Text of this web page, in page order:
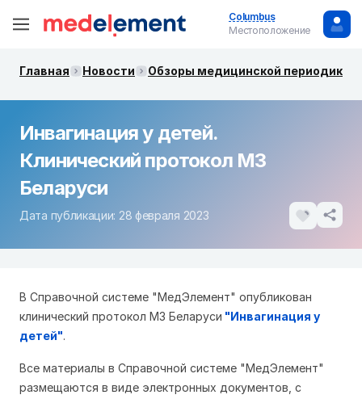
Columbus
Местоположение
Главная Новости Обзоры медицинской периодики.
Инвагинация у детей.
Клинический протокол МЗ
Беларуси
Дата публикации: 28 февраля 2023
В Справочной системе "МедЭлемент" опубликован
клинический протокол МЗ Беларуси "Инвагинация у
детей".
Все материалы в Справочной системе "МедЭлемент"
размещаются в виде электронных документов, с